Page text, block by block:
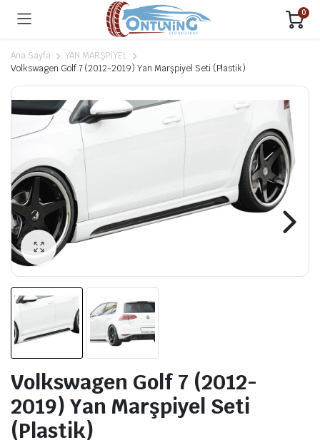
0
Ana Sayfa
YAN MARŞPİYEL
Volkswagen Golf 7 (2012-2019) Yan Marşpiyel Seti (Plastik)
Volkswagen Golf 7 (2012-
2019) Yan Marşpiyel Seti
(Plastik)